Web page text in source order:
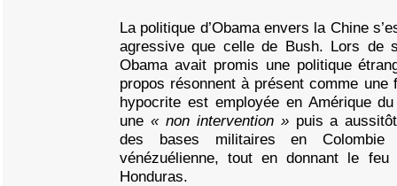
La politique d’Obama envers la Chine
agressive que celle de Bush. Lors de
Obama avait promis une politique
propos résonnent à présent comme une
hypocrite est employée en Amérique
une « non intervention » puis a
des bases militaires en
vénézuélienne, tout en donnant le
Honduras.